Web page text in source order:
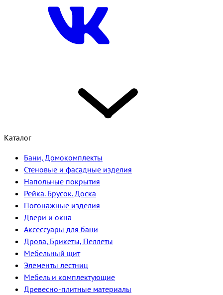
Каталог
Бани, Домокомплекты
Стеновые и фасадные изделия
Напольные покрытия
Рейка. Брусок. Доска
Погонажные изделия
Двери и окна
Аксессуары для бани
Дрова, Брикеты, Пеллеты
Мебельный щит
Элементы лестниц
Мебель и комплектующие
Древесно-плитные материалы